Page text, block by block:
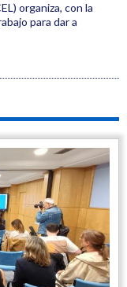
organiza, con la
para dar a